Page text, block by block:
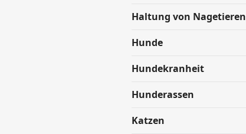
Haltung von Nagetieren
Hunde
Hundekranheit
Hunderassen
Katzen